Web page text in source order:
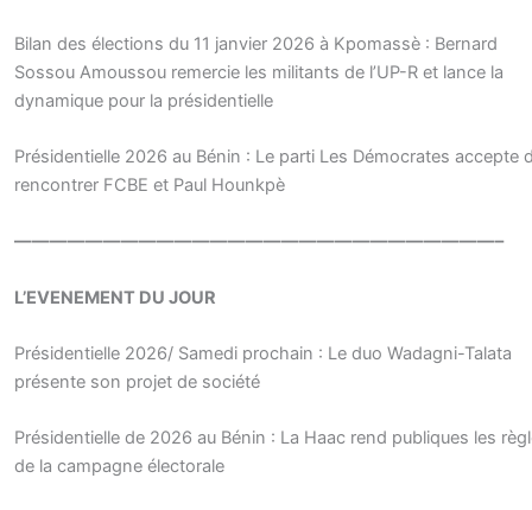
Bilan des élections du 11 janvier 2026 à Kpomassè : Bernard
Sossou Amoussou remercie les militants de l’UP-R et lance la
dynamique pour la présidentielle
Présidentielle 2026 au Bénin : Le parti Les Démocrates accepte
rencontrer FCBE et Paul Hounkpè
———————————————————————————–
L’EVENEMENT DU JOUR
Présidentielle 2026/ Samedi prochain : Le duo Wadagni-Talata
présente son projet de société
Présidentielle de 2026 au Bénin : La Haac rend publiques les
de la campagne électorale